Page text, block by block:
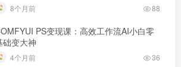
8个月前 88
PS变现课：高效工作流AI小白零
础变大神
4个月前 36